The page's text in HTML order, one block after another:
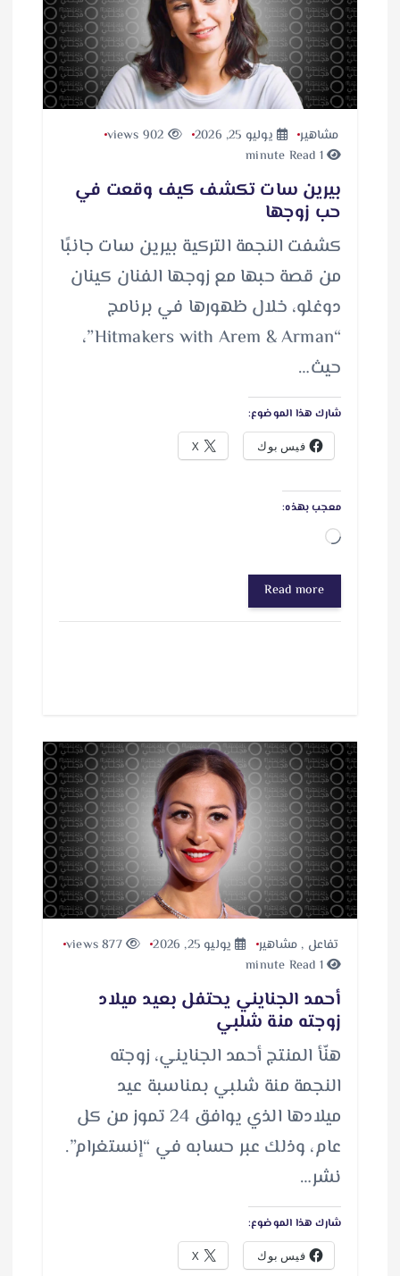
مشاهير يوليو 25, 2026
1 minute Read
بيرين سات تكشف كيف وقعت في
حب زوجها
كشفت النجمة التركية بيرين سات جانبًا
من قصة حبها مع زوجها الفنان كينان
دوغلو، خلال ظهورها في برنامج
“Hitmakers with Arem & Arman”،
حيث…
شارك هذا الموضوع:
فيس بوك X
معجب بهذه:
ج
ا
ر
ي
ح
م
ي
ل
…
Read more
تفاعل , مشاهير يوليو 25, 2026
877 views
1 minute Read
أحمد الجنايني يحتفل بعيد ميلاد
زوجته منة شلبي
هنّأ المنتج أحمد الجنايني، زوجته
النجمة منة شلبي بمناسبة عيد
ميلادها الذي يوافق 24 تموز من كل
عام، وذلك عبر حسابه في “إنستغرام”.
نشر…
شارك هذا الموضوع:
فيس بوك X